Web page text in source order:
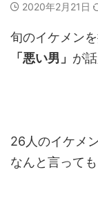
2020年2月21日
旬のイケメン
「悪い男」 が
26人のイケメ
なんと言って